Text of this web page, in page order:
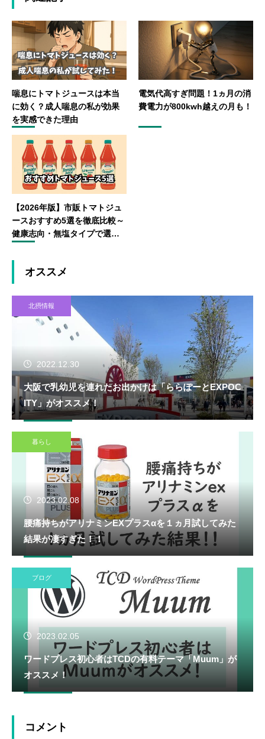
喘息にトマトジュースは本当
に効く？成人喘息の私が効果
を実感できた理由
電気代高すぎ問題！1ヵ月の消
費電力が800kwh越えの月も！
【2026年版】市販トマトジュ
ースおすすめ5選を徹底比較～
健康志向・無塩タイプで選ぶ
オススメ
北摂情報
2022.12.30
大阪で乳幼児を連れたお出かけは「ららぽーとEXPOC
ITY」がオススメ！
暮らし
2023.02.08
腰痛持ちがアリナミンEXプラスαを１ヵ月試してみた
結果が凄すぎた！！
ブログ
2023.02.05
ワードプレス初心者はTCDの有料テーマ「Muum」が
オススメ！
コメント